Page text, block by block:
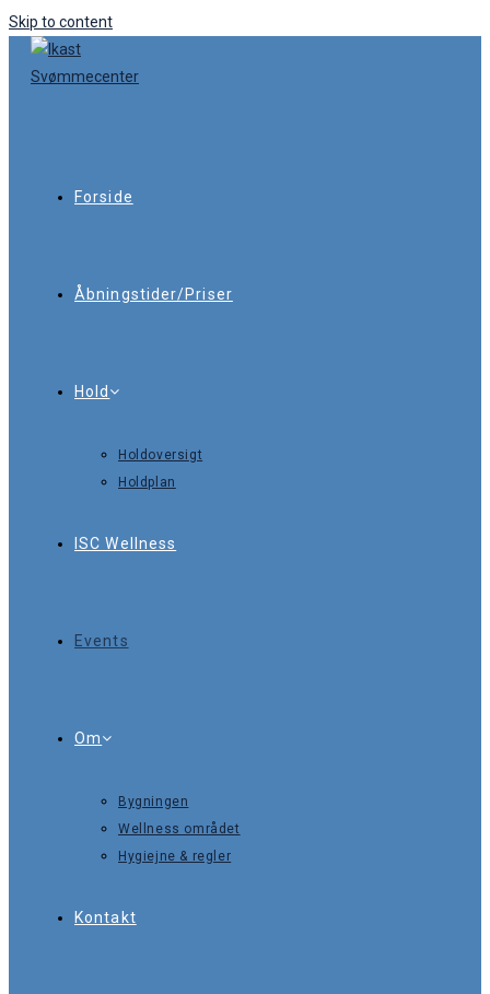
Skip to content
Forside
Åbningstider/Priser
Hold
Holdoversigt
Holdplan
ISC Wellness
Events
Om
Bygningen
Wellness området
Hygiejne & regler
Kontakt